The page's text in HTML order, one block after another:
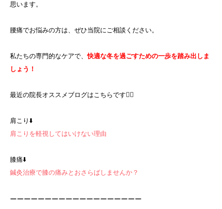
思います。
腰痛でお悩みの方は、ぜひ当院にご相談ください。
私たちの専門的なケアで、快適な冬を過ごすための一歩を踏み出しま
しょう！
最近の院長オススメブログはこちらです💁‍♀️
肩こり⬇️
肩こりを軽視してはいけない理由
膝痛⬇️
鍼灸治療で膝の痛みとおさらばしませんか？
ーーーーーーーーーーーーーーーーーーー